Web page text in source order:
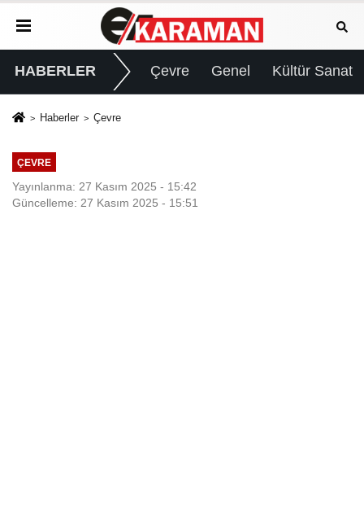
HABERLER Çevre Genel Kültür Sanat
Haberler Çevre
ÇEVRE
Yayınlanma: 27 Kasım 2025 - 15:42
Güncelleme: 27 Kasım 2025 - 15:51